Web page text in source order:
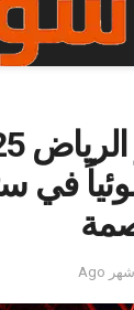
ضوئياً